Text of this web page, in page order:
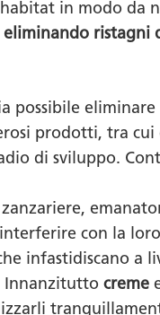
in modo da
eliminando ristagni
possibile
prodotti, tra
di sviluppo.
zanzariere,
con la
infastidiscano a
Innanzituttocreme